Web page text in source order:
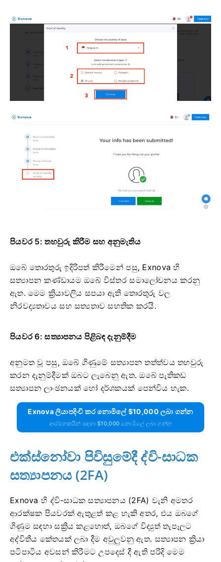
පියවර 5: තහවුරු කිරීම සහ අනුමැතිය
ඔබේ තොරතුරු ඉදිරිපත් කිරීමෙන් පසු, Exnova හි
සත්‍යාපන කණ්ඩායම ඔබේ විස්තර සමාලෝචනය කරනු
ඇත. මෙම ක්‍රියාවලිය සපයා ඇති තොරතුරු වල
නිරවද්‍යතාවය සහ සත්‍යතාව සහතික කරයි.
පියවර 6: සත්‍යාපනය පිළිබඳ දැනුම්දීම
අනුමත වූ පසු, ඔබේ ගිණුමේ සත්‍යාපන තත්ත්වය තහවුරු
කරන දැනුම්දීමක් ඔබට ලැබෙනු ඇත. ඔබේ පැතිකඩ
සත්‍යාපන ලාංඡනයක් හෝ දර්ශකයක් පෙන්විය හැක.
Exnova ලියාපදිංචි කර නොමිලේ $10,000 ලබා ගන්න
ආරම්භකයින් සඳහා $10,000 නොමිලේ ලබා ගන්න
එක්ස්නෝවා පිවිසුමේදී ද්වි-සාධක
සත්‍යාපනය (2FA)
Exnova හි ද්වි-සාධක සත්‍යාපනය (2FA) වැනි අමතර
ආරක්ෂක පියවරක් ඇතුළත් කළ හැකි අතර, එය ඔබගේ
ගිණුම සඳහා සක්‍රිය කළහොත්, ඔබගේ විද්‍යුත් තැපෑලට
අද්විතීය කේතයක් ලබා දීම අවුලුවනු ඇත. සත්‍යාපන ක්‍රියා
පටිපාටිය අවසන් කිරීමට උපදෙස් දී ඇති පරිදි මෙම